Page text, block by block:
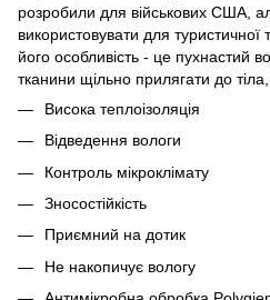
розробили для військових США,
використовувати для туристичної
його особливість - це пухнастий
тканини щільно прилягати до
Висока теплоізоляція
Відведення вологи
Контроль мікроклімату
Зносостійкість
Приємний на дотик
Не накопичує вологу